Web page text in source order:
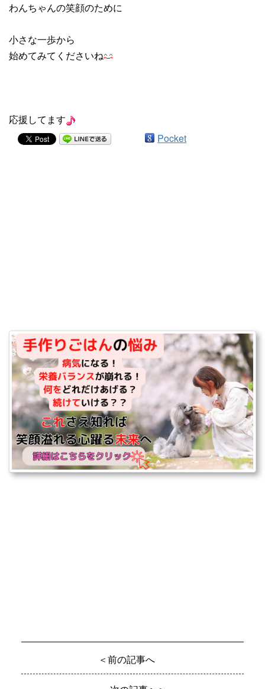
わんちゃんの笑顔のために
小さな一歩から
始めてみてくださいね
応援してます
Pocket
＜前の記事へ